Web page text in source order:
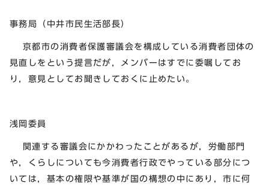
事務局（中井市民生活部長）
京都市の消費者保護審議会を構成している消費者団体の
見直しをという提言だが，メンバーはすでに委嘱してお
り，意見としてお聞きしておくに止めたい。
浅岡委員
関連する審議会にかかわったことがあるが，労働部門
や，くらしについても今消費者行政でやっている部分につ
いては，基本の権限や基準が国の構想の中にあり，市に何